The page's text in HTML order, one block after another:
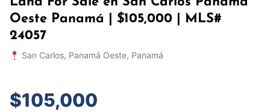
Oeste Panamá | $105,000 | MLS#
24057
San Carlos, Panamá Oeste, Panamá
$105,000